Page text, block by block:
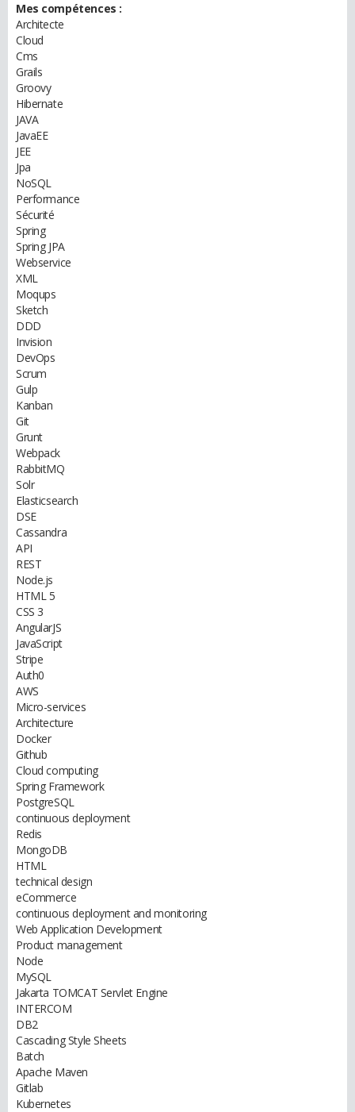
Mes compétences :
Architecte
Cloud
Cms
Grails
Groovy
Hibernate
JAVA
JavaEE
JEE
Jpa
NoSQL
Performance
Sécurité
Spring
Spring JPA
Webservice
XML
Moqups
Sketch
DDD
Invision
DevOps
Scrum
Gulp
Kanban
Git
Grunt
Webpack
RabbitMQ
Solr
Elasticsearch
DSE
Cassandra
API
REST
Node.js
HTML 5
CSS 3
AngularJS
JavaScript
Stripe
Auth0
AWS
Micro-services
Architecture
Docker
Github
Cloud computing
Spring Framework
PostgreSQL
continuous deployment
Redis
MongoDB
HTML
technical design
eCommerce
continuous deployment and monitoring
Web Application Development
Product management
Node
MySQL
Jakarta TOMCAT Servlet Engine
INTERCOM
DB2
Cascading Style Sheets
Batch
Apache Maven
Gitlab
Kubernetes